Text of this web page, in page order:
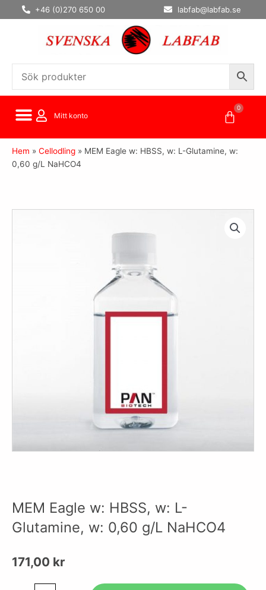
Hoppa
till
+46 (0)270 650 00 labfab@labfab.se
Mitt konto
0
Hem » Cellodling » MEM Eagle w: HBSS, w: L-Glutamine, w:
0,60 g/L NaHCO4
MEM Eagle w: HBSS, w: L-
Glutamine, w: 0,60 g/L NaHCO4
171,00 kr